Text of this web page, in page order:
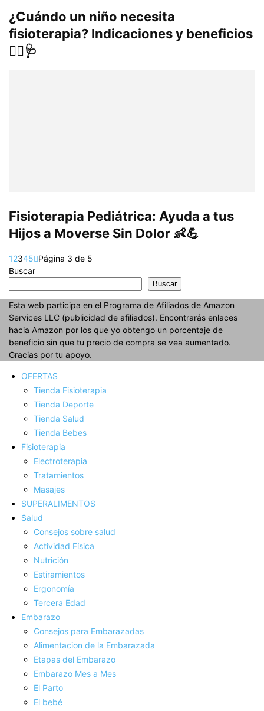
¿Cuándo un niño necesita
fisioterapia? Indicaciones y beneficios
🏃‍♂️🩺
Fisioterapia Pediátrica: Ayuda a tus
Hijos a Moverse Sin Dolor 👶💪
12345 Página 3 de 5
Buscar
Buscar
Esta web participa en el Programa de Afiliados de Amazon
Services LLC (publicidad de afiliados). Encontrarás enlaces
hacia Amazon por los que yo obtengo un porcentaje de
beneficio sin que tu precio de compra se vea aumentado.
Gracias por tu apoyo.
OFERTAS
Tienda Fisioterapia
Tienda Deporte
Tienda Salud
Tienda Bebes
Fisioterapia
Electroterapia
Tratamientos
Masajes
SUPERALIMENTOS
Salud
Consejos sobre salud
Actividad Fí­sica
Nutrición
Estiramientos
Ergonomí­a
Tercera Edad
Embarazo
Consejos para Embarazadas
Alimentacion de la Embarazada
Etapas del Embarazo
Embarazo Mes a Mes
El Parto
El bebé